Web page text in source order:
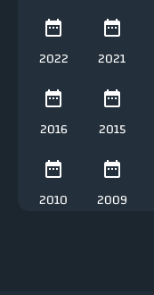
2022 2021
2016 2015
2010 2009